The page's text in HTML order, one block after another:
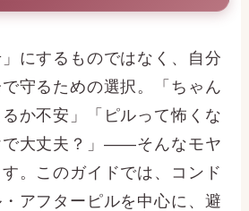
にするものではなく、自分
守るための選択。「ちゃん
か不安」「ピルって怖くな
で大丈夫？」——そんなモヤ
。このガイドでは、コンド
アフターピルを中心に、避